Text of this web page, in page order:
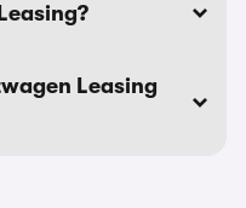
Leasing